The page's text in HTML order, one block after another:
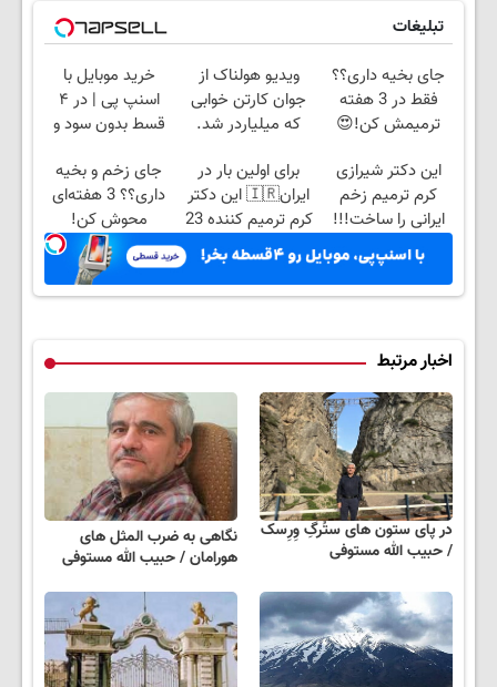
تبلیغات
جای بخیه داری؟؟
فقط در 3 هفته
ترمیمش کن!😍
ویدیو هولناک از
جوان کارتن خوابی
که میلیاردر شد.
خرید موبایل با
اسنپ پی | در ۴
قسط بدون سود و
این دکتر شیرازی
کرم ترمیم زخم
ایرانی را ساخت!!!
برای اولین بار در
ایران🇮🇷 این دکتر
کرم ترمیم کننده 23
روزه ساخت!
جای زخم و بخیه
داری؟؟ 3 هفته‌ای
محوش کن!
اخبار مرتبط
در پای ستون های ستُرگِ وِرِسک
/ حبیب الله مستوفی
نگاهی به ضرب المثل های
هورامان / حبیب الله مستوفی